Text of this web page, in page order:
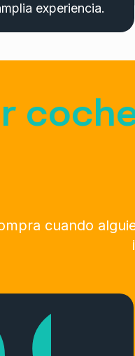
experiencia.
cuando